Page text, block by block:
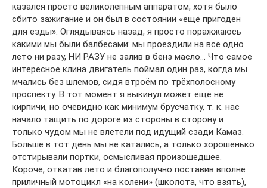
казался просто великолепным аппаратом, хотя было
сбито зажигание и он был в состоянии «ещё пригоден
для езды». Оглядываясь назад, я просто поражжаюсь
какими мы были балбесами: мы проездили на всё одно
лето ни разу, НИ РАЗУ не залив в бенз масло… Что самое
интересное клина двигатель поймал один раз, когда мы
мчались без шлемов, сидя втроём по трёхполосному
проспекту. В тот момент я выкинул может ещё не
кирпичи, но очевидно как минимум брусчатку, т. к. нас
начало тащить по дороге из стороны в сторону и
только чудом мы не влетели под идущий сзади Камаз.
Больше в тот день мы не катались, а только хорошенько
отстирывали портки, осмысливая произошедшее.
Короче, откатав лето и благополучно поставив вполне
приличный мотоцикл «на колени» (школота, что взять),